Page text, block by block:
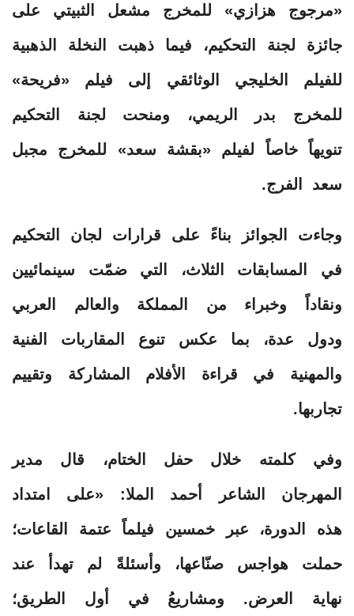
«مرجوج هزازي» للمخرج مشعل الثبيتي على
جائزة لجنة التحكيم، فيما ذهبت النخلة الذهبية
للفيلم الخليجي الوثائقي إلى فيلم «فريحة»
للمخرج بدر الريمي، ومنحت لجنة التحكيم
تنويهاً خاصاً لفيلم «بقشة سعد» للمخرج مجبل
سعد الفرج.
وجاءت الجوائز بناءً على قرارات لجان التحكيم
في المسابقات الثلاث، التي ضمّت سينمائيين
ونقاداً وخبراء من المملكة والعالم العربي
ودول عدة، بما عكس تنوع المقاربات الفنية
والمهنية في قراءة الأفلام المشاركة وتقييم
تجاربها.
وفي كلمته خلال حفل الختام، قال مدير
المهرجان الشاعر أحمد الملا: «على امتداد
هذه الدورة، عبر خمسين فيلماً عتمة القاعات؛
حملت هواجس صنّاعها، وأسئلةً لم تهدأ عند
نهاية العرض. ومشاريعُ في أول الطريق؛